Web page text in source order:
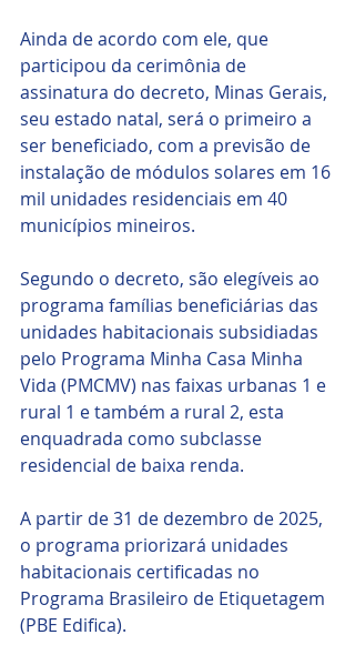
Ainda de acordo com ele, que
participou da cerimônia de
assinatura do decreto, Minas Gerais,
seu estado natal, será o primeiro a
ser beneficiado, com a previsão de
instalação de módulos solares em 16
mil unidades residenciais em 40
municípios mineiros.
Segundo o decreto, são elegíveis ao
programa famílias beneficiárias das
unidades habitacionais subsidiadas
pelo Programa Minha Casa Minha
Vida (PMCMV) nas faixas urbanas 1 e
rural 1 e também a rural 2, esta
enquadrada como subclasse
residencial de baixa renda.
A partir de 31 de dezembro de 2025,
o programa priorizará unidades
habitacionais certificadas no
Programa Brasileiro de Etiquetagem
(PBE Edifica).